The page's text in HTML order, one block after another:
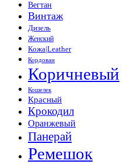
Вегтан
Винтаж
Дизель
Женский
Кожа|Leather
Кордован
Коричневый
Кошелек
Красный
Крокодил
Оранжевый
Панерай
Ремешок